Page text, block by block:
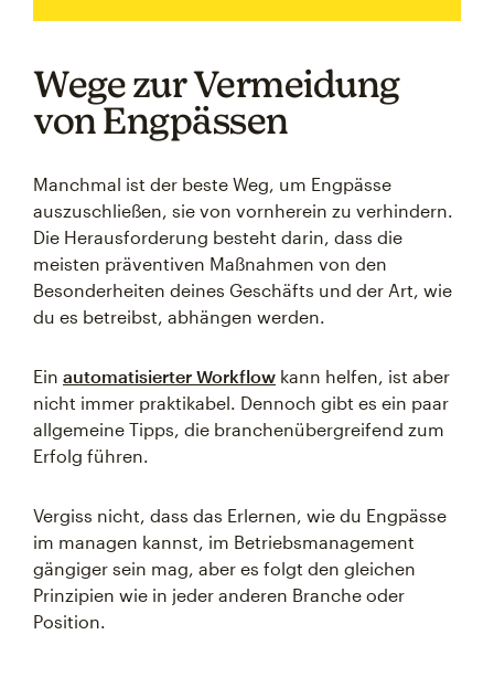
Wege zur Vermeidung
von Engpässen
Manchmal ist der beste Weg, um Engpässe
auszuschließen, sie von vornherein zu verhindern.
Die Herausforderung besteht darin, dass die
meisten präventiven Maßnahmen von den
Besonderheiten deines Geschäfts und der Art, wie
du es betreibst, abhängen werden.
Ein automatisierter Workflow kann helfen, ist aber
nicht immer praktikabel. Dennoch gibt es ein paar
allgemeine Tipps, die branchenübergreifend zum
Erfolg führen.
Vergiss nicht, dass das Erlernen, wie du Engpässe
im managen kannst, im Betriebsmanagement
gängiger sein mag, aber es folgt den gleichen
Prinzipien wie in jeder anderen Branche oder
Position.